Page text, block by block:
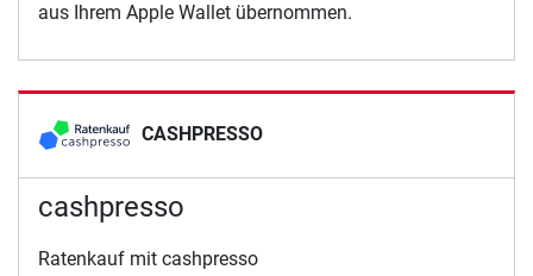
aus Ihrem Apple Wallet übernommen.
CASHPRESSO
cashpresso
Ratenkauf mit cashpresso